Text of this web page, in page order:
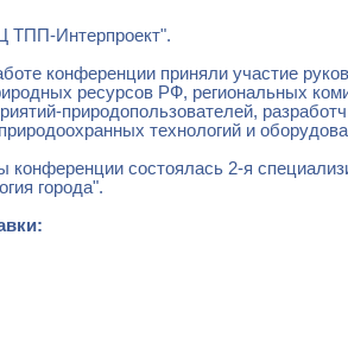
Интерпроект".
конференции приняли участие
ресурсов РФ, региональных
природопользователей,
технологий и
конференции состоялась 2-я
города".